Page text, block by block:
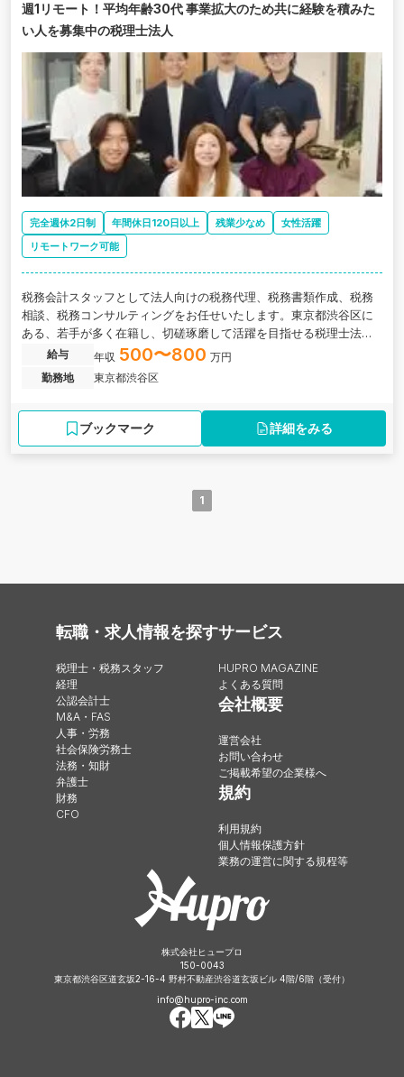
週1リモート！平均年齢30代 事業拡大のため共に経験を積みた
い人を募集中の税理士法人
完全週休2日制 年間休日120日以上 残業少なめ
女性活躍
リモートワーク可能
税務会計スタッフとして法人向けの税務代理、税務書類作成、税務
相談、税務コンサルティングをお任せいたします。東京都渋谷区に
ある、若手が多く在籍し、切磋琢磨して活躍を目指せる税理士法人
の求人です。
給与 年収 500〜800 万円
勤務地
東京都渋谷区
ブックマーク 詳細をみる
1
転職・求人情報を探す
税理士・税務スタッフ
経理
公認会計士
M&A・FAS
人事・労務
社会保険労務士
法務・知財
弁護士
財務
CFO
サービス
HUPRO MAGAZINE
よくある質問
会社概要
運営会社
お問い合わせ
ご掲載希望の企業様へ
規約
利用規約
個人情報保護方針
業務の運営に関する規程等
株式会社ヒュープロ
150-0043
東京都渋谷区道玄坂2-16-4 野村不動産渋谷道玄坂ビル 4階/6階（受付）
info@hupro-inc.com